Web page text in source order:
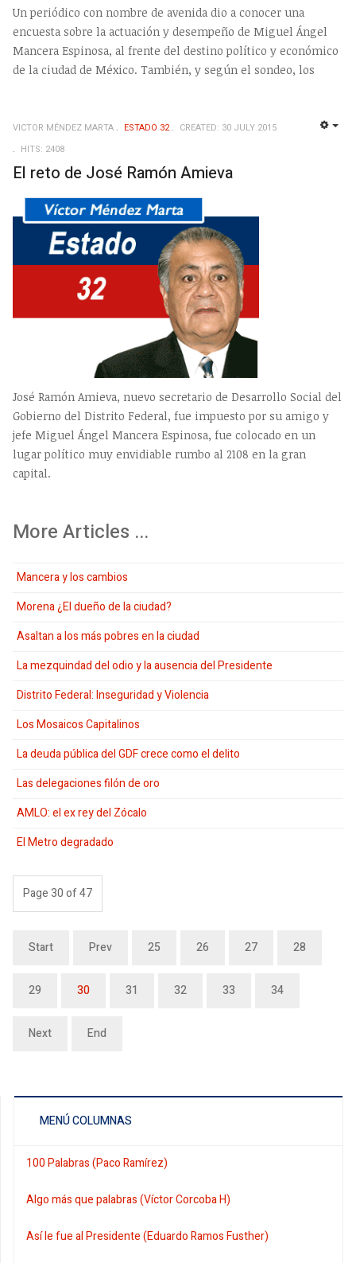
Un periódico con nombre de avenida dio a conocer una
encuesta sobre la actuación y desempeño de Miguel Ángel
Mancera Espinosa, al frente del destino político y económico
de la ciudad de México. También, y según el sondeo, los
VICTOR MÉNDEZ MARTA ESTADO 32
CREATED: 30 JULY 2015
HITS: 2408
El reto de José Ramón Amieva
José Ramón Amieva, nuevo secretario de Desarrollo Social del
Gobierno del Distrito Federal, fue impuesto por su amigo y
jefe Miguel Ángel Mancera Espinosa, fue colocado en un
lugar político muy envidiable rumbo al 2108 en la gran
capital.
More Articles ...
Mancera y los cambios
Morena ¿El dueño de la ciudad?
Asaltan a los más pobres en la ciudad
La mezquindad del odio y la ausencia del Presidente
Distrito Federal: Inseguridad y Violencia
Los Mosaicos Capitalinos
La deuda pública del GDF crece como el delito
Las delegaciones filón de oro
AMLO: el ex rey del Zócalo
El Metro degradado
Page 30 of 47
Start Prev 25 26 27 28
29 30 31 32 33 34
Next End
MENÚ COLUMNAS
100 Palabras (Paco Ramírez)
Algo más que palabras (Víctor Corcoba H)
Así le fue al Presidente (Eduardo Ramos Fusther)